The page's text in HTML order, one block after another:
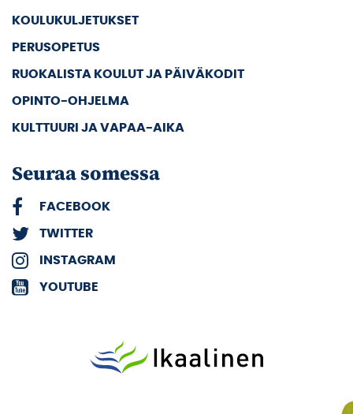
KOULUKULJETUKSET
PERUSOPETUS
RUOKALISTA KOULUT JA PÄIVÄKODIT
OPINTO-OHJELMA
KULTTUURI JA VAPAA-AIKA
Seuraa somessa
FACEBOOK
TWITTER
INSTAGRAM
YOUTUBE